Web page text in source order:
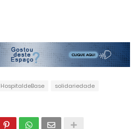
HospitaldeBase
solidariedade